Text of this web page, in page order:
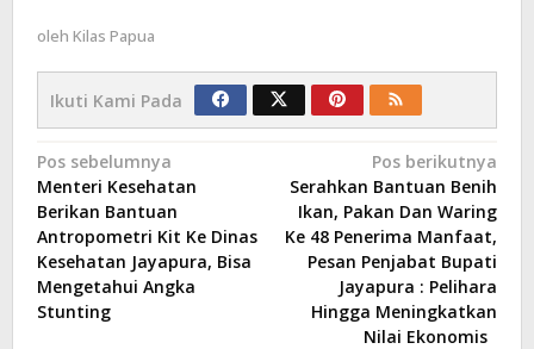
oleh Kilas Papua
Ikuti Kami Pada
Navigasi
pos
Pos sebelumnya
Menteri Kesehatan
Berikan Bantuan
Antropometri Kit Ke Dinas
Kesehatan Jayapura, Bisa
Mengetahui Angka
Stunting
Pos berikutnya
Serahkan Bantuan Benih
Ikan, Pakan Dan Waring
Ke 48 Penerima Manfaat,
Pesan Penjabat Bupati
Jayapura : Pelihara
Hingga Meningkatkan
Nilai Ekonomis